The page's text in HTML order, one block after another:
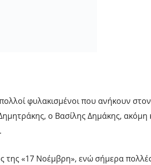
φυλακισμένοι που ανήκουν στον
ο Βασίλης Δημάκης, ακόμη
της «17 Νοέμβρη», ενώ σήμερα